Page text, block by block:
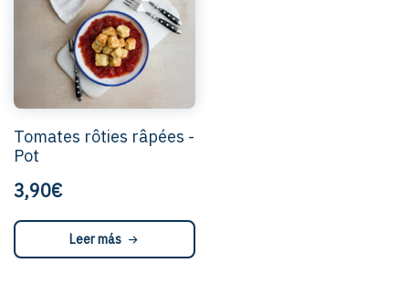
Tomates rôties râpées -
Pot
3,90€
Leer más